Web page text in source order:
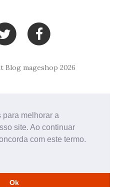
melhorar a
site. Ao continuar
com este termo.
Ok
Blog mageshop 2026